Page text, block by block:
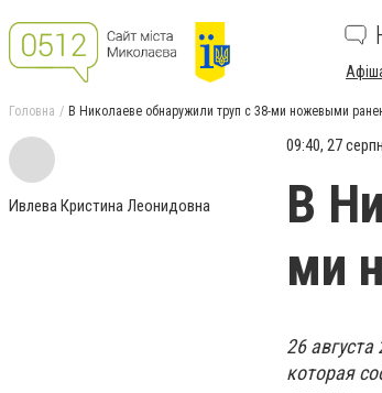
Головна В Николаеве обнаружили труп с 38-ми ножевыми
Ивлева Кристина Леонидовна
09:40, 27
В
ми
26
которая